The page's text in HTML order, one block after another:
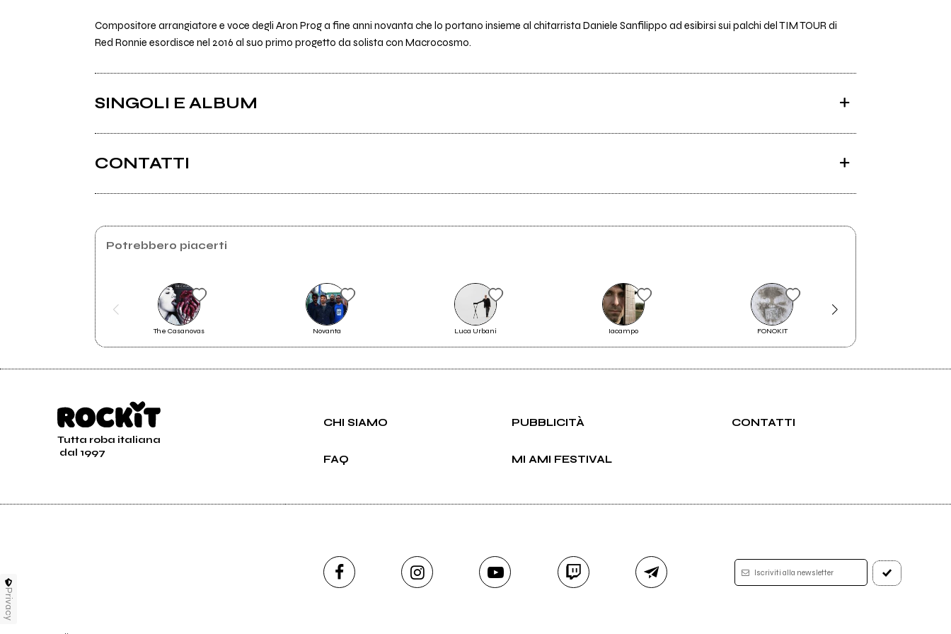
Compositore arrangiatore e voce degli Aron Prog a fine anni novanta che lo portano insieme al chitarrista Daniele Sanfilippo ad esibirsi sui palchi del TIM TOUR di
Red Ronnie esordisce nel 2016 al suo primo progetto da solista con Macrocosmo.
SINGOLI E ALBUM
2024
SCOPRO L’OVVIO
2016
MACROCOSMO
CONTATTI
Potrebbero piacerti
The Casanovas Novanta Luca Urbani Iacampo FONOKIT
Tutta roba italiana
dal 1997
CHI SIAMO PUBBLICITÀ CONTATTI
FAQ MI AMI FESTIVAL
Iscriviti alla newsletter
Privacy